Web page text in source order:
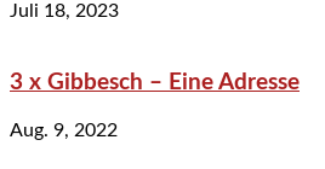
Juli 18, 2023
3 x Gibbesch – Eine Adresse
Aug. 9, 2022